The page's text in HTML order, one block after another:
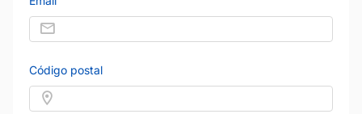
Código postal